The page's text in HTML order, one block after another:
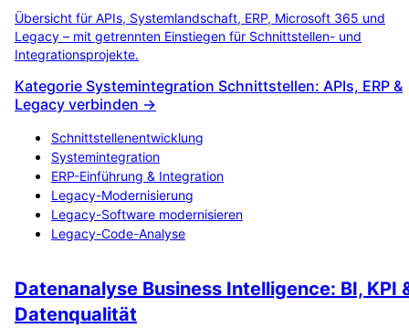
Übersicht für APIs, Systemlandschaft, ERP, Microsoft 365 und
Legacy – mit getrennten Einstiegen für Schnittstellen- und
Integrationsprojekte.
Kategorie Systemintegration Schnittstellen: APIs, ERP &
Legacy verbinden →
Schnittstellenentwicklung
Systemintegration
ERP-Einführung & Integration
Legacy-Modernisierung
Legacy-Software modernisieren
Legacy-Code-Analyse
Datenanalyse Business Intelligence: BI, KPI
Datenqualität